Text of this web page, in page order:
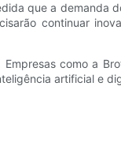
que a demanda
continuar
como a
artificial e